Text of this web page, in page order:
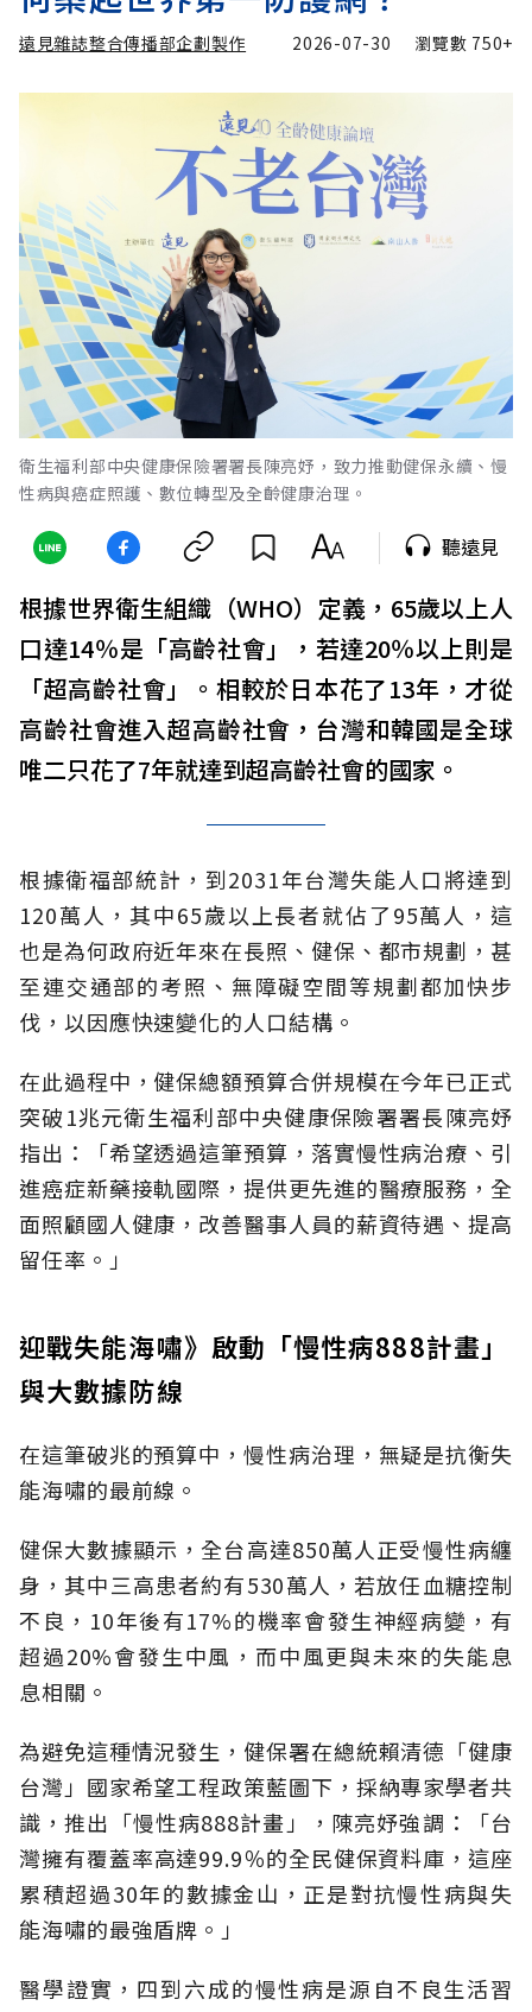
遠見雜誌整合傳播部企劃製作 2026-07-30 瀏覽數 750+
衛生福利部中央健康保險署署長陳亮妤，致力推動健保永續、慢
性病與癌症照護、數位轉型及全齡健康治理。
聽遠見
根據世界衛生組織（WHO）定義，65歲以上人
口達14％是「高齡社會」，若達20％以上則是
「超高齡社會」。相較於日本花了13年，才從
高齡社會進入超高齡社會，台灣和韓國是全球
唯二只花了7年就達到超高齡社會的國家。
根據衛福部統計，到2031年台灣失能人口將達到
120萬人，其中65歲以上長者就佔了95萬人，這
也是為何政府近年來在長照、健保、都市規劃，甚
至連交通部的考照、無障礙空間等規劃都加快步
伐，以因應快速變化的人口結構。
在此過程中，健保總額預算合併規模在今年已正式
突破1兆元衛生福利部中央健康保險署署長陳亮妤
指出：「希望透過這筆預算，落實慢性病治療、引
進癌症新藥接軌國際，提供更先進的醫療服務，全
面照顧國人健康，改善醫事人員的薪資待遇、提高
留任率。」
迎戰失能海嘯》啟動「慢性病888計畫」
與大數據防線
在這筆破兆的預算中，慢性病治理，無疑是抗衡失
能海嘯的最前線。
健保大數據顯示，全台高達850萬人正受慢性病纏
身，其中三高患者約有530萬人，若放任血糖控制
不良，10年後有17%的機率會發生神經病變，有
超過20%會發生中風，而中風更與未來的失能息
息相關。
為避免這種情況發生，健保署在總統賴清德「健康
台灣」國家希望工程政策藍圖下，採納專家學者共
識，推出「慢性病888計畫」，陳亮妤強調：「台
灣擁有覆蓋率高達99.9％的全民健保資料庫，這座
累積超過30年的數據金山，正是對抗慢性病與失
能海嘯的最強盾牌。」
醫學證實，四到六成的慢性病是源自不良生活習